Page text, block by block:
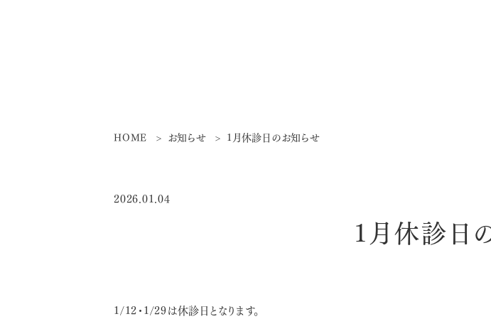
HOME お知らせ 1月休診日のお知らせ
2026.01.04
1月休診日
1/12・1/29は休診日となります。